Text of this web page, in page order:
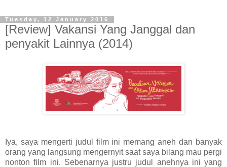
Tuesday, 12 January 2016
[Review] Vakansi Yang Janggal dan
penyakit Lainnya (2014)
Iya, saya mengerti judul film ini memang aneh dan banyak
orang yang langsung mengernyit saat saya bilang mau pergi
nonton film ini. Sebenarnya justru judul anehnya ini yang